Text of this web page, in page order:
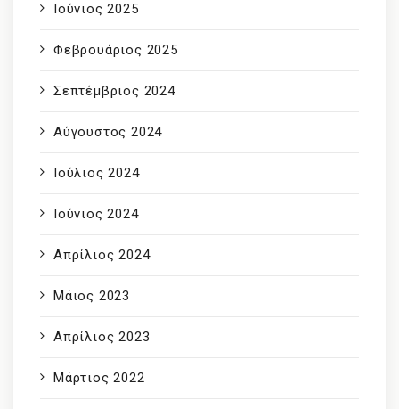
Ιούνιος 2025
Φεβρουάριος 2025
Σεπτέμβριος 2024
Αύγουστος 2024
Ιούλιος 2024
Ιούνιος 2024
Απρίλιος 2024
Μάιος 2023
Απρίλιος 2023
Μάρτιος 2022